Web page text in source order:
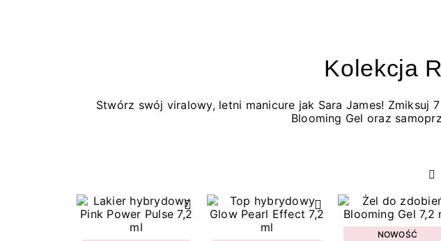
Kolekcja
Stwórz swój viralowy, letni manicure jak Sara James!
Blooming Gel oraz
NOWOŚĆ